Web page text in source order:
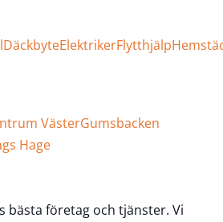
DäckbyteElektrikerFlytthjälp
VästerGumsbacken
Hage
bästa företag och tjänster. Vi